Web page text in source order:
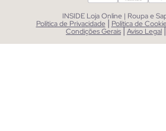
INSIDE Loja Online | Roupa e
Política de Privacidade | Política de
Condições Gerais|Aviso Legal|